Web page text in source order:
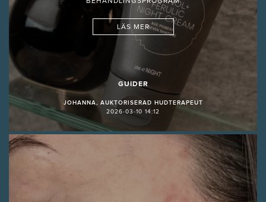
LÄS MER
GUIDER
JOHANNA, AUKTORISERAD HUDTERAPEUT
2026-03-10 14:12